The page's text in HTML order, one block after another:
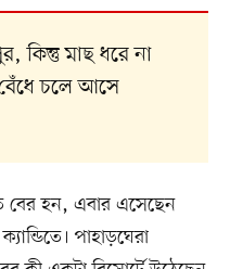
কিন্তু মাছ ধরে না
বেঁধে চলে আসে
বের হন, এবার এসেছেন
পাহাড়ঘেরা